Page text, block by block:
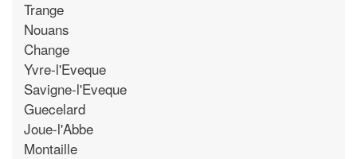
Trange
Nouans
Change
Yvre-l'Eveque
Savigne-l'Eveque
Guecelard
Joue-l'Abbe
Montaille